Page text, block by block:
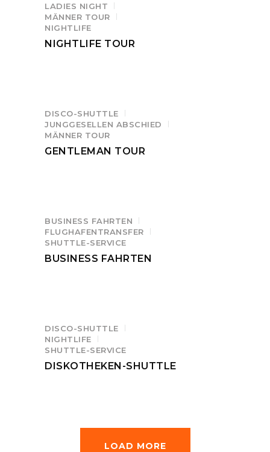
LADIES NIGHT
MÄNNER TOUR
NIGHTLIFE
NIGHTLIFE TOUR
DISCO-SHUTTLE
JUNGGESELLEN ABSCHIED
MÄNNER TOUR
GENTLEMAN TOUR
BUSINESS FAHRTEN
FLUGHAFENTRANSFER
SHUTTLE-SERVICE
BUSINESS FAHRTEN
DISCO-SHUTTLE
NIGHTLIFE
SHUTTLE-SERVICE
DISKOTHEKEN-SHUTTLE
LOAD MORE